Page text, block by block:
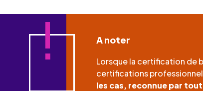
A noter
Lorsque la certification de
certifications
les cas, reconnue par